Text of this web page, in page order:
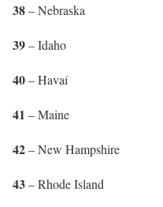
38– Nebraska
39– Idaho
40– Havaí
41 – Maine
42– New Hampshire
43– Rhode Island